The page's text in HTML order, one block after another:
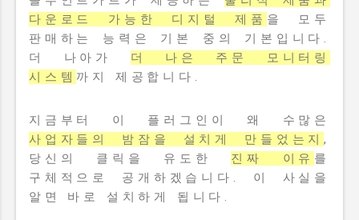
다운로드 가능한 디지털 제품 을 모두
판매하는 능력은 기본 중의 기본입니다.
더 나아가 더 나은 주문 모니터링
시스템 까지 제공합니다.
지금부터 이 플러그인이 왜 수많은
사업자들의 밤잠을 설치게 만들었는지,
당신의 클릭을 유도한 진짜 이유 를
구체적으로 공개하겠습니다. 이 사실을
알면 바로 설치하게 됩니다.